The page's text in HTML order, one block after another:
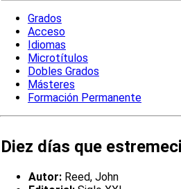
Grados
Acceso
Idiomas
Microtítulos
Dobles Grados
Másteres
Formación Permanente
Diez días que
Autor: Reed, John